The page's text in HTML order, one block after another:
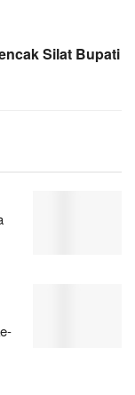
Silat Bupati